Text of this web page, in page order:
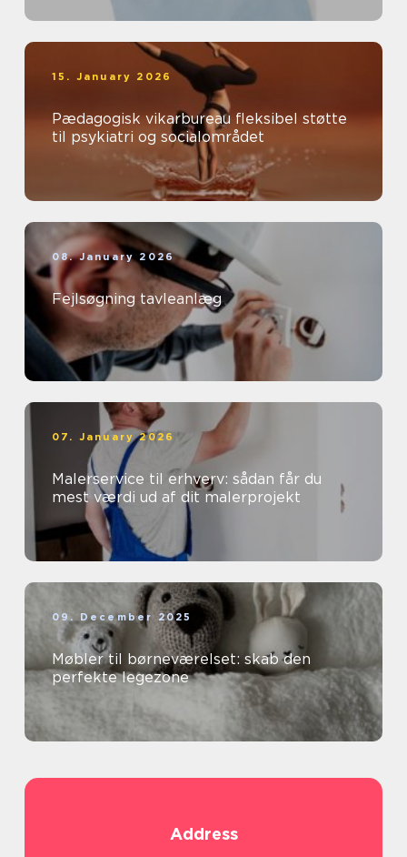
15. January 2026
Pædagogisk vikarbureau fleksibel støtte
til psykiatri og socialområdet
08. January 2026
Fejlsøgning tavleanlæg
07. January 2026
Malerservice til erhverv: sådan får du
mest værdi ud af dit malerprojekt
09. December 2025
Møbler til børneværelset: skab den
perfekte legezone
Address